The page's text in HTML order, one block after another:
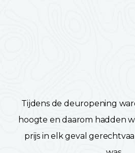
Tijdens de deuropening
hoogte en daarom hadden
prijs in elk geval